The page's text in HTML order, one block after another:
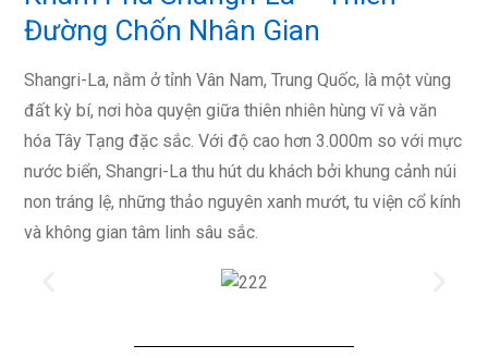
Đường Chốn Nhân Gian
Shangri-La, nằm ở tỉnh Vân Nam, Trung Quốc, là một vùng
đất kỳ bí, nơi hòa quyện giữa thiên nhiên hùng vĩ và văn
hóa Tây Tạng đặc sắc. Với độ cao hơn 3.000m so với mực
nước biển, Shangri-La thu hút du khách bởi khung cảnh núi
non tráng lệ, những thảo nguyên xanh mướt, tu viện cổ kính
và không gian tâm linh sâu sắc.